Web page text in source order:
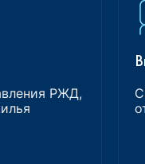
РЖД,